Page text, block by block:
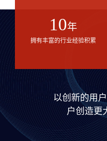
10年
拥有丰富的行业经验积累
以创新的用
户创造更